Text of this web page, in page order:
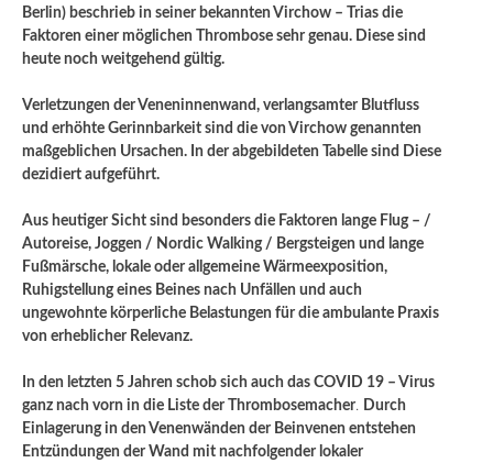
Berlin) beschrieb in seiner bekannten Virchow – Trias die
Faktoren einer möglichen Thrombose sehr genau. Diese sind
heute noch weitgehend gültig.
Verletzungen der Veneninnenwand, verlangsamter Blutfluss
und erhöhte Gerinnbarkeit sind die von Virchow genannten
maßgeblichen Ursachen. In der abgebildeten Tabelle sind Diese
dezidiert aufgeführt.
Aus heutiger Sicht sind besonders die Faktoren lange Flug – /
Autoreise, Joggen / Nordic Walking / Bergsteigen und lange
Fußmärsche, lokale oder allgemeine Wärmeexposition,
Ruhigstellung eines Beines nach Unfällen und auch
ungewohnte körperliche Belastungen für die ambulante Praxis
von erheblicher Relevanz.
In den letzten 5 Jahren schob sich auch das COVID 19 – Virus
ganz nach vorn in die Liste der Thrombosemacher. Durch
Einlagerung in den Venenwänden der Beinvenen entstehen
Entzündungen der Wand mit nachfolgender lokaler